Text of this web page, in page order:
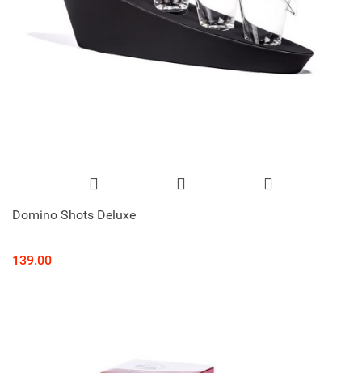
Domino Shots Deluxe
139.00